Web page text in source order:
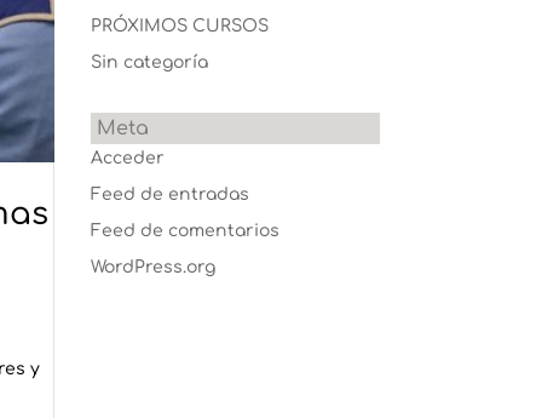
y
PRÓXIMOS CURSOS
Sin categoría
Meta
Acceder
Feed de entradas
Feed de comentarios
WordPress.org